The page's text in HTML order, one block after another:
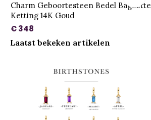
Charm Geboortesteen Bedel Baguette
Ketting 14K Goud
€ 348
Laatst bekeken artikelen